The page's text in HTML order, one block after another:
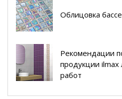
Облицовка
Рекомендации
продукции
работ